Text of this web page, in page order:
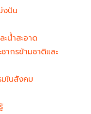
งปัน
น้ำสะอาด
ากรข้ามชาติและ
ในสังคม